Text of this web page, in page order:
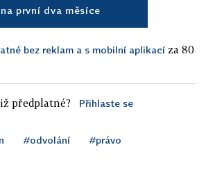
na první dva měsíce
bez reklam a s mobilní aplikací za 80
předplatné? Přihlaste se
#odvolání #právo